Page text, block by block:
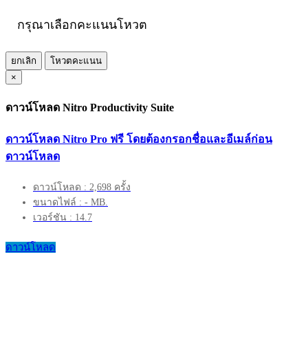
กรุณาเลือกคะแนนโหวต
ยกเลิก
โหวตคะแนน
×
ดาวน์โหลด Nitro Productivity Suite
ดาวน์โหลด Nitro Pro ฟรี โดยต้องกรอกชื่อและอีเมล์ก่อน
ดาวน์โหลด
ดาวน์โหลด : 2,698 ครั้ง
ขนาดไฟล์ : - MB.
เวอร์ชัน : 14.7
ดาวน์โหลด